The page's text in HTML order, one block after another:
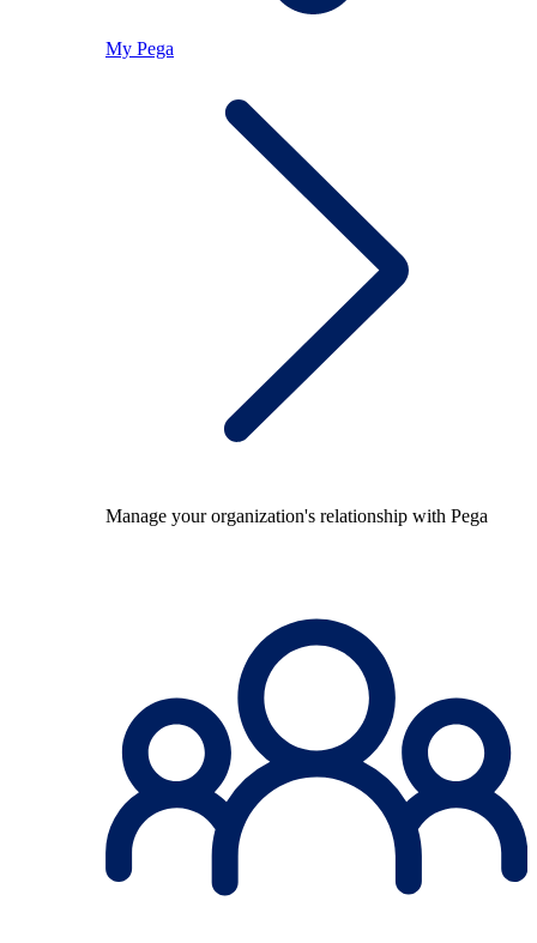
My Pega
Manage your organization's relationship with Pega